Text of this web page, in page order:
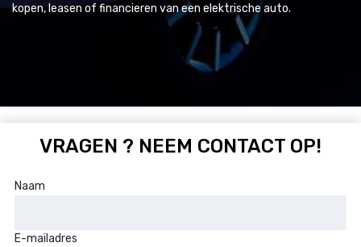
kopen, leasen of financieren van een elektrische auto.
VRAGEN ? NEEM CONTACT OP!
Naam
E-mailadres